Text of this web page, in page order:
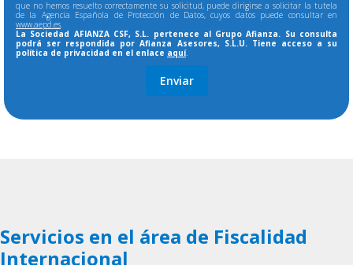
que no hemos resuelto correctamente su solicitud, puede dirigirse a solicitar la tutela
de la Agencia Española de Protección de Datos, cuyos datos puede consultar en
www.aepd.es.
La Sociedad AFIANZA CSF, S.L. pertenece al Grupo Afianza. Su consulta
podrá ser respondida por Afianza Asesores, S.L.U. Tiene acceso a su
política de privacidad en el enlace aquí.
Servicios en el área de Fiscalidad
Internacional